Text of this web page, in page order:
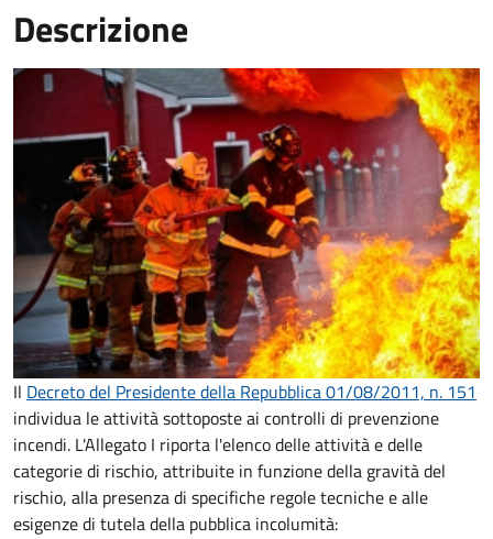
Descrizione
Il Decreto del Presidente della Repubblica 01/08/2011, n. 151
individua le attività sottoposte ai controlli di prevenzione
incendi. L'Allegato I riporta l'elenco delle attività e delle
categorie di rischio, attribuite in funzione della gravità del
rischio, alla presenza di specifiche regole tecniche e alle
esigenze di tutela della pubblica incolumità: